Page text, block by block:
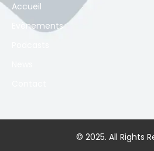
Accueil
Evènements
© 2025. All Rights